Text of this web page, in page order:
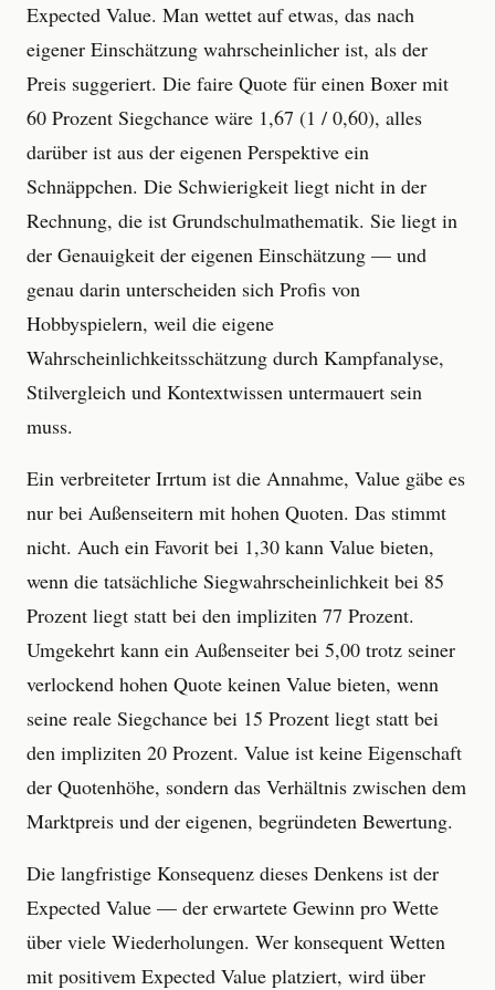
Expected Value. Man wettet auf etwas, das nach
eigener Einschätzung wahrscheinlicher ist, als der
Preis suggeriert. Die faire Quote für einen Boxer mit
60 Prozent Siegchance wäre 1,67 (1 / 0,60), alles
darüber ist aus der eigenen Perspektive ein
Schnäppchen. Die Schwierigkeit liegt nicht in der
Rechnung, die ist Grundschulmathematik. Sie liegt in
der Genauigkeit der eigenen Einschätzung — und
genau darin unterscheiden sich Profis von
Hobbyspielern, weil die eigene
Wahrscheinlichkeitsschätzung durch Kampfanalyse,
Stilvergleich und Kontextwissen untermauert sein
muss.
Ein verbreiteter Irrtum ist die Annahme, Value gäbe es
nur bei Außenseitern mit hohen Quoten. Das stimmt
nicht. Auch ein Favorit bei 1,30 kann Value bieten,
wenn die tatsächliche Siegwahrscheinlichkeit bei 85
Prozent liegt statt bei den impliziten 77 Prozent.
Umgekehrt kann ein Außenseiter bei 5,00 trotz seiner
verlockend hohen Quote keinen Value bieten, wenn
seine reale Siegchance bei 15 Prozent liegt statt bei
den impliziten 20 Prozent. Value ist keine Eigenschaft
der Quotenhöhe, sondern das Verhältnis zwischen dem
Marktpreis und der eigenen, begründeten Bewertung.
Die langfristige Konsequenz dieses Denkens ist der
Expected Value — der erwartete Gewinn pro Wette
über viele Wiederholungen. Wer konsequent Wetten
mit positivem Expected Value platziert, wird über